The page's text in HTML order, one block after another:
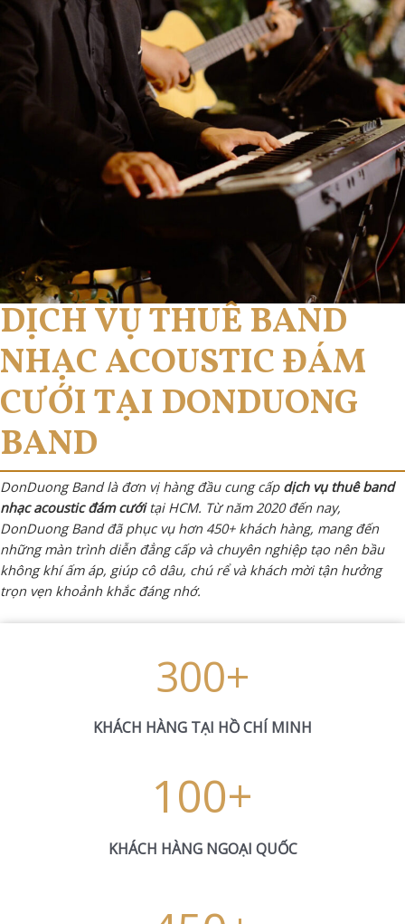
DỊCH VỤ THUÊ BAND
NHẠC ACOUSTIC ĐÁM
CƯỚI TẠI DONDUONG
BAND
DonDuong Band là đơn vị hàng đầu cung cấp dịch vụ thuê band
nhạc acoustic đám cướitại HCM. Từ năm 2020 đến nay,
DonDuong Band đã phục vụ hơn 450+ khách hàng, mang đến
những màn trình diễn đẳng cấp và chuyên nghiệp tạo nên bầu
không khí ấm áp, giúp cô dâu, chú rể và khách mời tận hưởng
trọn vẹn khoảnh khắc đáng nhớ.
300+
KHÁCH HÀNG TẠI HỒ CHÍ MINH
100+
KHÁCH HÀNG NGOẠI QUỐC